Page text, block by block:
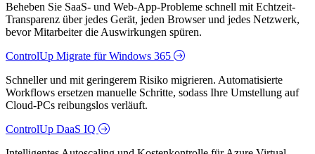
Beheben Sie SaaS- und Web-App-Probleme schnell mit Echtzeit-
Transparenz über jedes Gerät, jeden Browser und jedes Netzwerk,
bevor Mitarbeiter die Auswirkungen spüren.
ControlUp Migrate für Windows 365
Schneller und mit geringerem Risiko migrieren. Automatisierte
Workflows ersetzen manuelle Schritte, sodass Ihre Umstellung auf
Cloud-PCs reibungslos verläuft.
ControlUp DaaS IQ